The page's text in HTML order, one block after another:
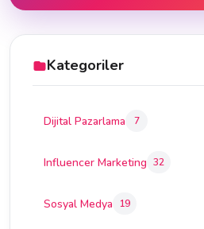
Kategoriler
Dijital Pazarlama 7
Influencer Marketing 32
Sosyal Medya 19